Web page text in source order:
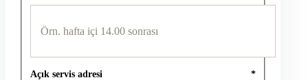
Açık servis adresi *